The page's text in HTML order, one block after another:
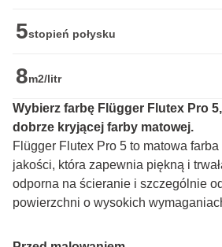
5stopień połysku
8m2/litr
Wybierz farbę Flügger Flutex Pro
dobrze kryjącej farby matowej.
Flügger Flutex Pro 5 to matowa
jakości, która zapewnia piękną i
odporna na ścieranie i szczególnie
powierzchni o wysokich